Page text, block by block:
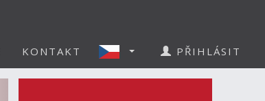
KONTAKT PŘIHLÁSIT